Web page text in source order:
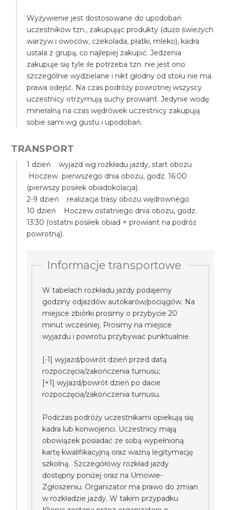
Wyżywienie jest dostosowane do upodobań
uczestników tzn., zakupując produkty (dużo świeżych
warzyw i owoców, czekolada, płatki, mleko), kadra
ustala z grupą, co najlepiej zakupić. Jedzenia
zakupuje się tyle ile potrzeba tzn. nie jest ono
szczególnie wydzielane i nikt głodny od stołu nie ma
prawa odejść. Na czas podróży powrotnej wszyscy
uczestnicy otrzymują suchy prowiant. Jedynie wodę
mineralną na czas wędrówek uczestnicy zakupują
sobie sami wg gustu i upodobań.
TRANSPORT
1 dzień wyjazd wg rozkładu jazdy, start obozu
Hoczew pierwszego dnia obozu, godz. 16:00
(pierwszy posiłek obiadokolacja).
2-9 dzień realizacja trasy obozu wędrownego
10 dzień Hoczew ostatniego dnia obozu, godz.
13:30 (ostatni posiłek obiad + prowiant na podróż
powrotną).
Informacje transportowe
W tabelach rozkładu jazdy podajemy
godziny odjazdów autokarów/pociągów. Na
miejsce zbiórki prosimy o przybycie 20
minut wcześniej. Prosimy na miejsce
wyjazdu i powrotu przybywać punktualnie.
[-1] wyjazd/powrót dzień przed datą
rozpoczęcia/zakończenia turnusu;
[+1] wyjazd/powrót dzień po dacie
rozpoczęcia/zakończenia turnusu.
Podczas podróży uczestnikami opiekują się
kadra lub konwojenci. Uczestnicy mają
obowiązek posiadać ze sobą wypełnioną
kartę kwalifikacyjną oraz ważną legitymację
szkolną. Szczegółowy rozkład jazdy
dostępny poniżej oraz na Umowie-
Zgłoszeniu. Organizator ma prawo do zmian
w rozkładzie jazdy. W takim przypadku